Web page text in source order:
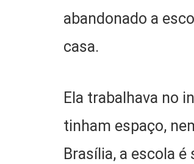
abandonado a
casa.
Ela trabalhava no
tinham espaço,
Brasília, a escola